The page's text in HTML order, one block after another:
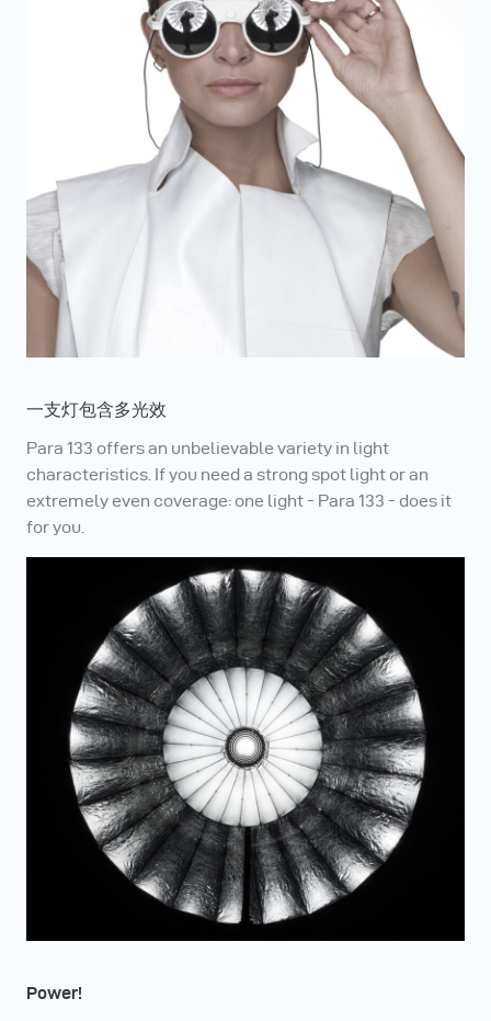
一支灯包含多光效
Para 133 offers an unbelievable variety in light
characteristics. If you need a strong spot light or an
extremely even coverage: one light - Para 133 - does it
for you.
Power!